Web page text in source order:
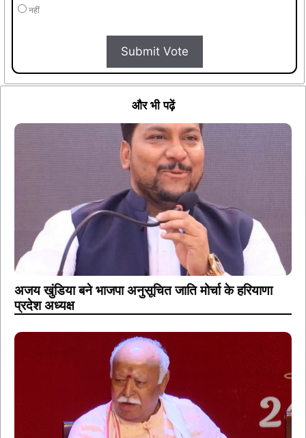
नहीं
Submit Vote
और भी पढ़ें
अजय खुंडिया बने भाजपा अनुसूचित जाति मोर्चा के हरियाणा
प्रदेश अध्यक्ष